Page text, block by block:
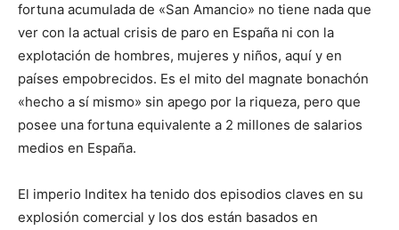
fortuna acumulada de «San Amancio» no tiene nada que
ver con la actual crisis de paro en España ni con la
explotación de hombres, mujeres y niños, aquí y en
países empobrecidos. Es el mito del magnate bonachón
«hecho a sí mismo» sin apego por la riqueza, pero que
posee una fortuna equivalente a 2 millones de salarios
medios en España.
El imperio Inditex ha tenido dos episodios claves en su
explosión comercial y los dos están basados en